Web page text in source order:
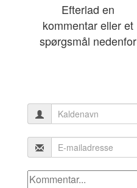
Efterlad en
kommentar eller et
spørgsmål nedenfor